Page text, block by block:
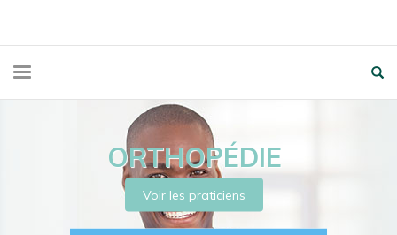
ORTHOPÉDIE
Voir les praticiens